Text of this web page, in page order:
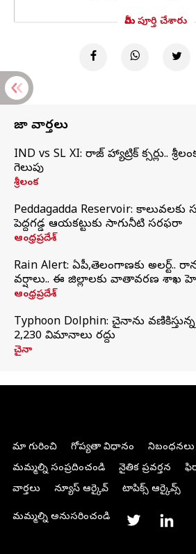
మీరు పూర్తి చేశారు
తాజా వార్తలు
IND vs SL XI: సిరాజ్‌ హ్యాట్రిక్‌ సిక్సర్లు..
గెలుపు
శ్రీలంక
Peddagadda Reservoir: కాలువలకు
పెద్దగడ్డ ఆయకట్టుకు సాగునీటి సరఫరా
ఆంధ్రప్రదేశ్
Rain Alert: ఏపీ,తెలంగాణకు అలర్ట్..
వర్షాలు.. ఈ జిల్లాలకు వాతావరణ శాఖ
ఆంధ్రప్రదేశ్
Typhoon Dolphin: చైనాను
2,230 విమానాలు రద్దు
చైనా
మా గురించి గోప్యతా విధానం
నిబంధనలు
మమ్మల్ని సంప్రదించండి
నైతిక ప్రవర్తన
వార్తలు
న్యూస్ ఆర్కైవ్ టాపిక్స్ ఆర్కైవ్స్
మమ్మల్ని అనుసరించండి